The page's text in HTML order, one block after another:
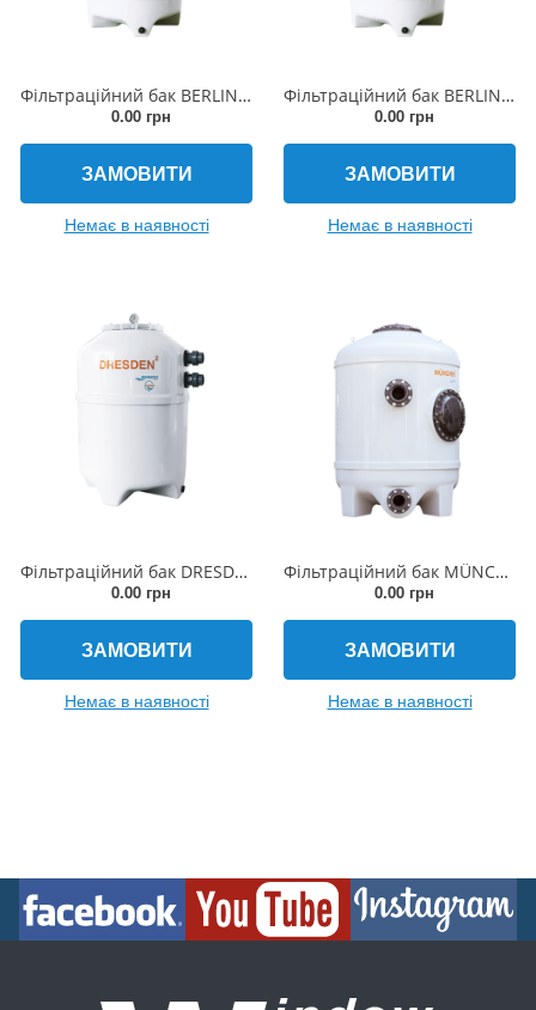
Фільтраційний бак BERLIN2 500x1480мм (бічній вентиль, з'єднання 50мм)
0.00 грн
ЗАМОВИТИ
Немає в наявності
Фільтраційний бак BERLIN2 750x1500мм (бічній вентиль, з'єднання 63мм)
0.00 грн
ЗАМОВИТИ
Немає в наявності
Фільтраційний бак DRESDEN2 600x980мм (бічній вентиль, з'єднання 50мм)
0.00 грн
ЗАМОВИТИ
Немає в наявності
Фільтраційний бак MÜNCHEN 800x1800мм (бічній вентиль, з'єднання DN80/DN65)
0.00 грн
ЗАМОВИТИ
Немає в наявності